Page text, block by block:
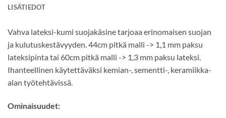
LISÄTIEDOT
Vahva lateksi-kumi suojakäsine tarjoaa erinomaisen suojan
ja kulutuskestävyyden. 44cm pitkä malli -> 1,1 mm paksu
lateksipinta tai 60cm pitkä malli -> 1,3 mm paksu lateksi.
Ihanteellinen käytettäväksi kemian-, sementti-, keramiikka-
alan työtehtävissä.
Ominaisuudet: